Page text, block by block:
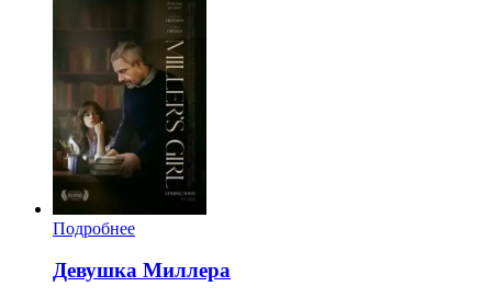
Подробнее
Девушка Миллера